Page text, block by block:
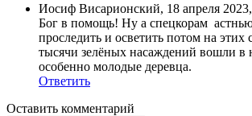
Иосиф Висарионский, 18 апреля
Бог в помощь! Ну а спецкорам
проследить и осветить потом на этих
тысячи зелёных насаждений вошли в
особенно молодые деревца.
Ответить
Оставить комментарий